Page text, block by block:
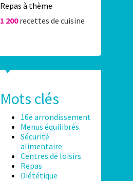
Repas à thème
1 200recettes de cuisine
Mots clés
16e arrondissement
Menus équilibrés
Sécurité
alimentaire
Centres de loisirs
Repas
Diététique